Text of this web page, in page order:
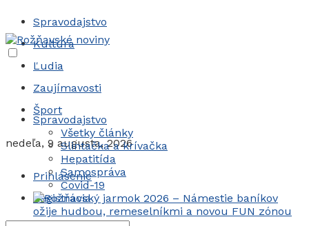
Spravodajstvo
Kultúra
Ľudia
Zaujímavosti
Šport
nedeľa, 9 augusta, 2026
Prihlásenie
Registrácia
Spravodajstvo
Všetky články
Slintačka a krívačka
Hepatitída
Samospráva
Covid-19